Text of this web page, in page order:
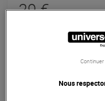
29 €
Expédiable
à Univers-sons
Nous